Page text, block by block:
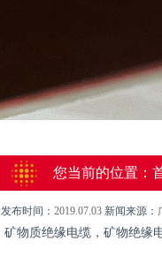
您当前的位置：
发布时间： 2019.07.03 新闻来源：
矿物质绝缘电缆，矿物绝缘